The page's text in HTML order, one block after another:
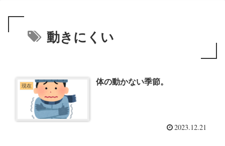
動きにくい
現在 体の動かない季節。
2023.12.21